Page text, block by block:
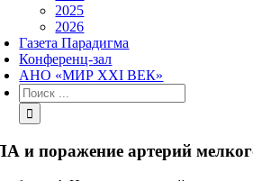
2025
2026
Газета Парадигма
Конференц-зал
АНО «МИР XXI ВЕК»
Результат
поиска:
и поражение артерий